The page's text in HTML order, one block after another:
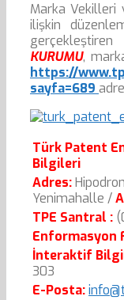
Marka Vekilleri
ilişkin
gerçekleştiren
KURUMU,
https://
sayfa=689
Türk Patent
Bilgileri
Adres:
Yenimahalle /
TPE Santral :
Enformasyon
İnteraktif
303
E-Posta: